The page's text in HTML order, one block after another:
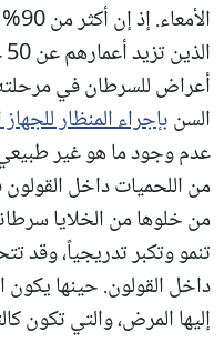
أعراض للسرطان في مرحلته
السنبإجراء المنظار
عدم وجود ما هو غير
من اللحميات داخل
من خلوها من الخلايا
تنمو وتكبر تدريجياً، وقد
داخل القولون. حينها
إليها المرض، والتي تكون